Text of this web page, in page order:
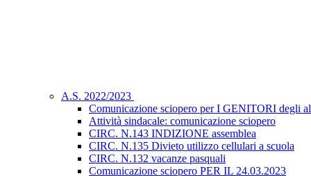
A.S. 2022/2023
Comunicazione sciopero per I GENITORI degli
Attività sindacale: comunicazione sciopero
CIRC. N.143 INDIZIONE assemblea
CIRC. N.135 Divieto utilizzo cellulari a scuola
CIRC. N.132 vacanze pasquali
Comunicazione sciopero PER IL 24.03.2023